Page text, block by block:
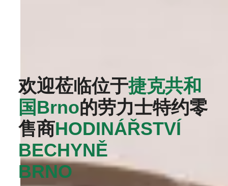
欢迎莅临位于捷克共和
国Brno的劳力士特约零
售商‭HODINÁŘSTVÍ
BECHYNĚ
BRNO‬